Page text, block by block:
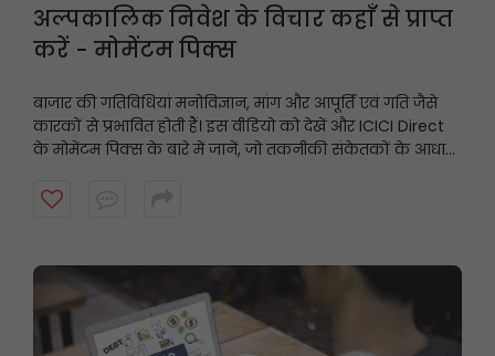
अल्पकालिक निवेश के विचार कहाँ से प्राप्त
करें - मोमेंटम पिक्स
बाजार की गतिविधियां मनोविज्ञान, मांग और आपूर्ति एवं गति जैसे
कारकों से प्रभावित होती हैं। इस वीडियो को देखें और ICICI Direct
के मोमेंटम पिक्स के बारे में जानें, जो तकनीकी संकेतकों के आधार
वाले शेयरों को उजागर करते हैं।